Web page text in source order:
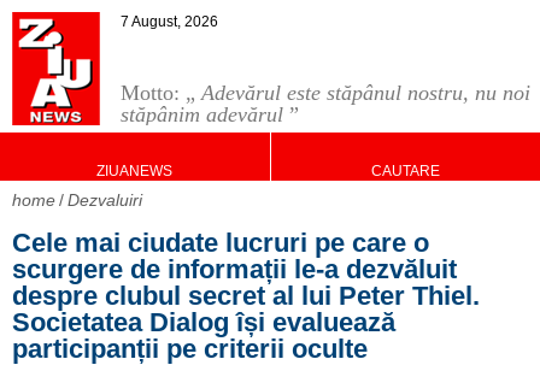
Motto: „Adevărul este stăpânul nostru, nu noi
stăpânim adevărul ”
7 August, 2026
ZIUANEWS CAUTARE
home Dezvaluiri
Cele mai ciudate lucruri pe care o
scurgere de informații le-a dezvăluit
despre clubul secret al lui Peter Thiel.
Societatea Dialog își evaluează
participanții pe criterii oculte